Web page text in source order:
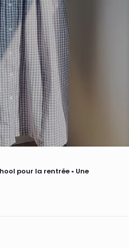
pour la rentrée • Une